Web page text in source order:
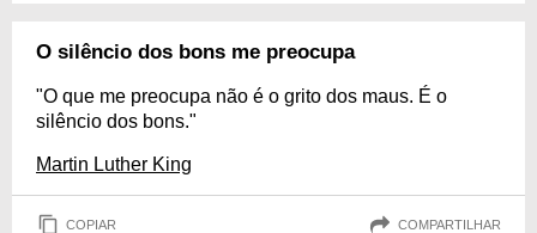
O silêncio dos bons me preocupa
"O que me preocupa não é o grito dos maus. É o
silêncio dos bons."
Martin Luther King
COPIAR COMPARTILHAR